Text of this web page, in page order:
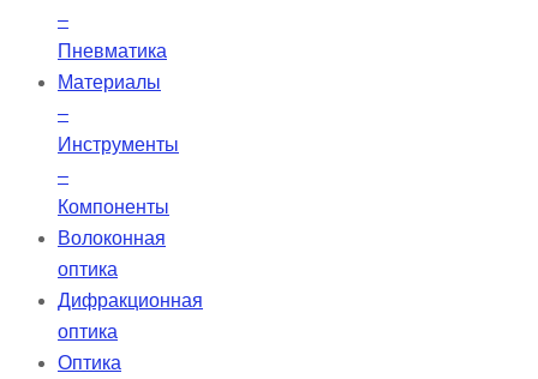
–
Пневматика
Материалы
–
Инструменты
–
Компоненты
Волоконная
оптика
Дифракционная
оптика
Оптика